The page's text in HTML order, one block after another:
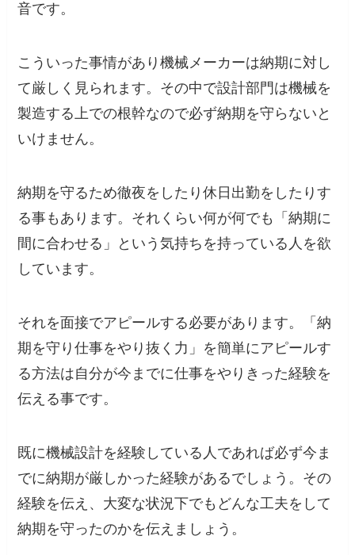
音です。
こういった事情があり機械メーカーは納期に対し
て厳しく見られます。その中で設計部門は機械を
製造する上での根幹なので必ず納期を守らないと
いけません。
納期を守るため徹夜をしたり休日出勤をしたりす
る事もあります。それくらい何が何でも「納期に
間に合わせる」という気持ちを持っている人を欲
しています。
それを面接でアピールする必要があります。「納
期を守り仕事をやり抜く力」を簡単にアピールす
る方法は自分が今までに仕事をやりきった経験を
伝える事です。
既に機械設計を経験している人であれば必ず今ま
でに納期が厳しかった経験があるでしょう。その
経験を伝え、大変な状況下でもどんな工夫をして
納期を守ったのかを伝えましょう。